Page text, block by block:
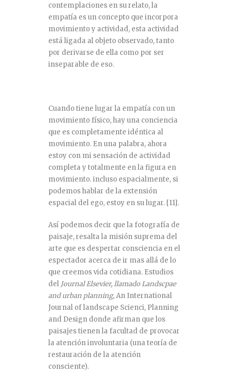
contemplaciones en su relato, la
empatía es un concepto que incorpora
movimiento y actividad, esta actividad
está ligada al objeto observado, tanto
por derivarse de ella como por ser
inseparable de eso.
Cuando tiene lugar la empatía con un
movimiento físico, hay una conciencia
que es completamente idéntica al
movimiento. En una palabra, ahora
estoy con mi sensación de actividad
completa y totalmente en la figura en
movimiento. incluso espacialmente, si
podemos hablar de la extensión
espacial del ego, estoy en su lugar. [11].
Así podemos decir que la fotografía de
paisaje, resalta la misión suprema del
arte que es despertar consciencia en el
espectador acerca de ir mas allá de lo
que creemos vida cotidiana. Estudios
del Journal Elsevier, llamado Landscpae
and urban planning,An International
Journal of landscape Scienci, Planning
and Design donde afirman que los
paisajes tienen la facultad de provocar
la atención involuntaria (una teoría de
restauración de la atención
consciente).